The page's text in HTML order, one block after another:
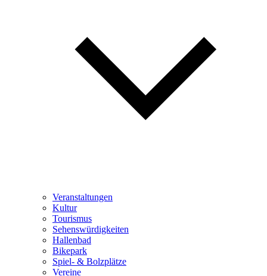
Veranstaltungen
Kultur
Tourismus
Sehenswürdigkeiten
Hallenbad
Bikepark
Spiel- & Bolzplätze
Vereine